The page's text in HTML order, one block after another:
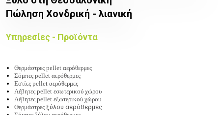
Πώληση Χονδρική - λιανική
Υπηρεσίες - Προϊόντα
Θερμάστρες pellet αερόθερμες
Σόμπες pellet αερόθερμες
Εστίες pellet αερόθερμες
Λέβητες pellet εσωτερικού χώρου
Λέβητες pellet εξωτερικού χώρου
Θερμάστρες ξύλου αερόθερμες